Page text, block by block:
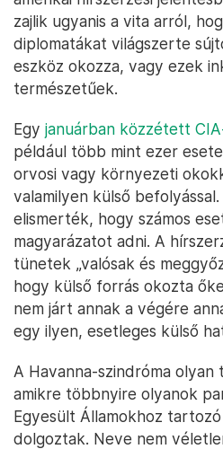
zajlik ugyanis a vita arról,
diplomatákat világszerte
eszköz okozza, vagy ezek
természetűek.
Egy januárban közzétett
például több mint ezer
orvosi vagy környezeti
valamilyen külső
elismerték, hogy számos
magyarázatot adni. A
tünetek „valósak és
hogy külső forrás okozta
nem járt annak a végére
egy ilyen, esetleges külső
A Havanna-szindróma
amikre többnyire olyanok
Egyesült Államokhoz
dolgoztak. Neve nem